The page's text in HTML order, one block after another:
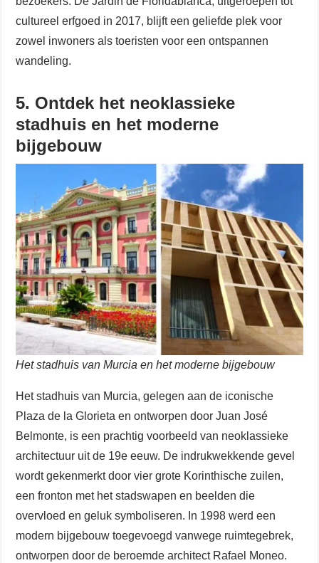
cultureel erfgoed in 2017, blijft een geliefde plek voor
zowel inwoners als toeristen voor een ontspannen
wandeling.
5. Ontdek het neoklassieke
stadhuis en het moderne
bijgebouw
Het stadhuis van Murcia en het moderne bijgebouw
Het stadhuis van Murcia, gelegen aan de iconische
Plaza de la Glorieta en ontworpen door Juan José
Belmonte, is een prachtig voorbeeld van neoklassieke
architectuur uit de 19e eeuw. De indrukwekkende gevel
wordt gekenmerkt door vier grote Korinthische zuilen,
een fronton met het stadswapen en beelden die
overvloed en geluk symboliseren. In 1998 werd een
modern bijgebouw toegevoegd vanwege ruimtegebrek,
ontworpen door de beroemde architect Rafael Moneo.